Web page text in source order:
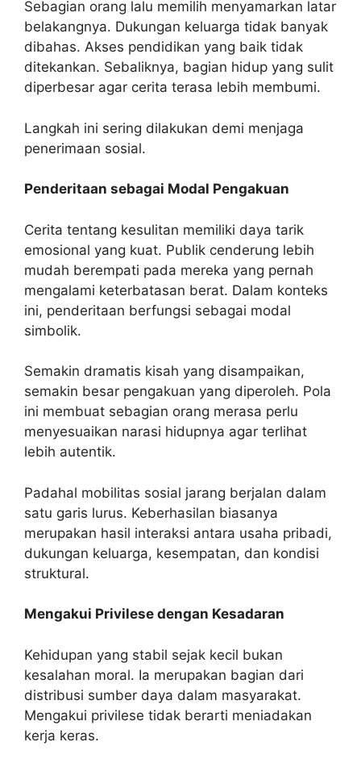
Sebagian orang lalu memilih menyamarkan latar
belakangnya. Dukungan keluarga tidak banyak
dibahas. Akses pendidikan yang baik tidak
ditekankan. Sebaliknya, bagian hidup yang sulit
diperbesar agar cerita terasa lebih membumi.
Langkah ini sering dilakukan demi menjaga
penerimaan sosial.
Penderitaan sebagai Modal Pengakuan
Cerita tentang kesulitan memiliki daya tarik
emosional yang kuat. Publik cenderung lebih
mudah berempati pada mereka yang pernah
mengalami keterbatasan berat. Dalam konteks
ini, penderitaan berfungsi sebagai modal
simbolik.
Semakin dramatis kisah yang disampaikan,
semakin besar pengakuan yang diperoleh. Pola
ini membuat sebagian orang merasa perlu
menyesuaikan narasi hidupnya agar terlihat
lebih autentik.
Padahal mobilitas sosial jarang berjalan dalam
satu garis lurus. Keberhasilan biasanya
merupakan hasil interaksi antara usaha pribadi,
dukungan keluarga, kesempatan, dan kondisi
struktural.
Mengakui Privilese dengan Kesadaran
Kehidupan yang stabil sejak kecil bukan
kesalahan moral. Ia merupakan bagian dari
distribusi sumber daya dalam masyarakat.
Mengakui privilese tidak berarti meniadakan
kerja keras.